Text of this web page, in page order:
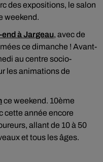
des expositions, le salon
weekend.
à Jargeau, avec de
ce dimanche ! Avant-
au centre socio-
les animations de
ce weekend. 10ème
cette année encore
allant de 10 à 50
et tous les âges.